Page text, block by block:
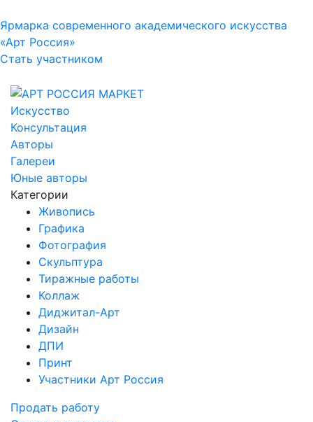
Ярмарка современного академического искусства
«Арт Россия»
Стать участником
Искусство
Консультация
Авторы
Галереи
Юные авторы
Категории
Живопись
Графика
Фотография
Скульптура
Тиражные работы
Коллаж
Диджитал-Арт
Дизайн
ДПИ
Принт
Участники Арт Россия
Продать работу